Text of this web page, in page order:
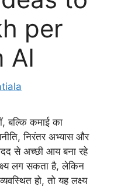
per
AI
बल्कि कमाई का
निरंतर अभ्यास और
से अच्छी आय बना रहे
लग सकता है, लेकिन
हो, तो यह लक्ष्य